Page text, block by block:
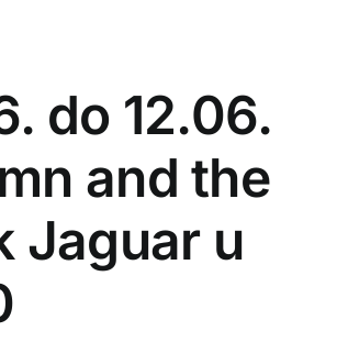
do 12.06.
and the
Jaguar u